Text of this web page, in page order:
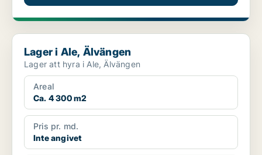
Lager i Ale, Älvängen
Lager i Ale, Älvängen
Lager att hyra i Ale, Älvängen
Areal
Ca. 4 300 m2
Pris pr. md.
Inte angivet